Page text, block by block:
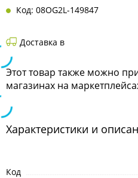
Код: 08OG2L-149847
Доставка в
Этот товар также можно
магазинах на
Характеристики и
Код